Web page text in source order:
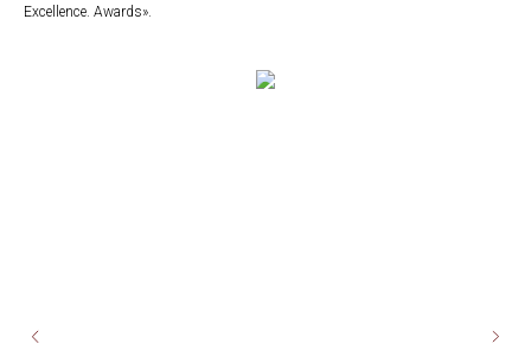
Excellence. Awards».